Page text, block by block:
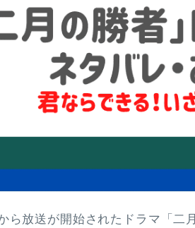
ら放送が開始されたドラマ「二